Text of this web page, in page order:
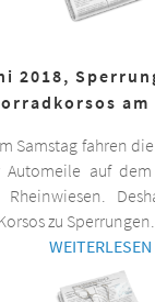
2018,
am
Samstag fahren
auf
Rheinwiesen.
zu Sperrungen.
WEITERLESEN